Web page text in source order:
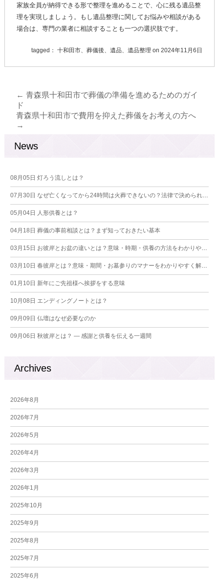
家族全員が納得できる形で整理を進めることで、心に残る遺品整
理を実現しましょう。もし遺品整理に関してお悩みや相談がある
場合は、専門の業者に相談することも一つの選択肢です。
tagged：十和田市、葬儀後、遺品、遺品整理 on2024年11月6日
← 青森県十和田市で葬儀の準備を進めるためのガイ
ド
青森県十和田市で費用を抑えた葬儀をお考えの方へ
→
News
08月05日 灯ろう流しとは？
07月30日 なぜ亡くなってから24時間は火葬できないの？法律で決められている理由とは
05月04日 人形供養とは？
04月18日 葬儀の事前相談とは？まず知っておきたい基本
03月15日 お彼岸とお盆の違いとは？意味・時期・供養の方法をわかりやすく解説
03月10日 春彼岸とは？意味・期間・お墓参りのマナーをわかりやすく解説【2026年版】
01月10日 新年にご先祖様へ挨拶をする意味
10月08日 エンディングノートとは？
09月09日 仏壇はなぜ必要なのか
09月06日 秋彼岸とは？ ― 感謝と供養を伝える一週間
Archives
2026年8月
2026年7月
2026年5月
2026年4月
2026年3月
2026年1月
2025年10月
2025年9月
2025年8月
2025年7月
2025年6月